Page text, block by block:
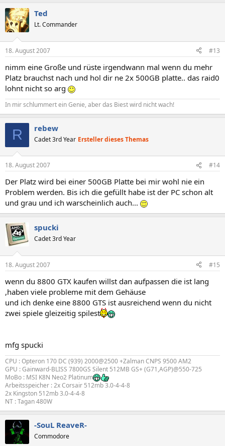
Ted
Lt. Commander
18. August 2007 #13
nimm eine Große und rüste irgendwann mal wenn du mehr
Platz brauchst nach und hol dir ne 2x 500GB platte.. das raid0
lohnt nicht so arg
In mir schlummert ein Genie, aber das Biest wird nicht wach!
R rebew
Cadet 3rd Year Ersteller dieses Themas
18. August 2007 #14
Der Platz wird bei einer 500GB Platte bei mir wohl nie ein
Problem werden. Bis ich die gefüllt habe ist der PC schon alt
und grau und ich warscheinlich auch...
spucki
Cadet 3rd Year
18. August 2007 #15
wenn du 8800 GTX kaufen willst dan aufpassen die ist lang
,haben viele probleme mit dem Gehäuse
und ich denke eine 8800 GTS ist ausreichend wenn du nicht
zwei spiele gleizeitig spilest
mfg spucki
CPU : Opteron 170 DC (939) 2000@2500 +Zalman CNPS 9500 AM2
GPU : Gainward-BLISS 7800GS Silent 512MB GS+ (G71,AGP)@550-725
MoBo : MSI K8N Neo2 Platinum
Arbeitsspeicher : 2x Corsair 512mb 3.0-4-4-8
2x Kingston 512mb 3.0-4-4-8
NT : Tagan 480W
-SouL ReaveR-
Commodore